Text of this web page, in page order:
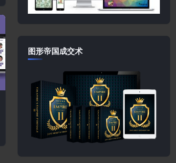
图形帝国成交术